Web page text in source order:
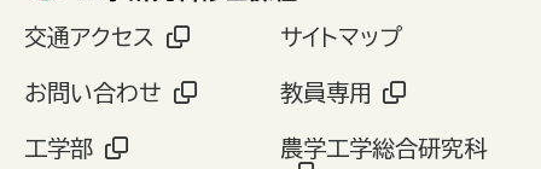
交通アクセス サイトマップ
お問い合わせ 教員専用
工学部 農学工学総合研究科